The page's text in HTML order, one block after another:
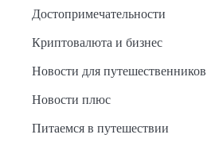
Достопримечательности
Криптовалюта и бизнес
Новости для путешественников
Новости плюс
Питаемся в путешествии